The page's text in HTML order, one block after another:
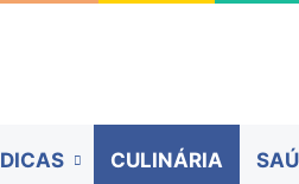
DICAS CULINÁRIA